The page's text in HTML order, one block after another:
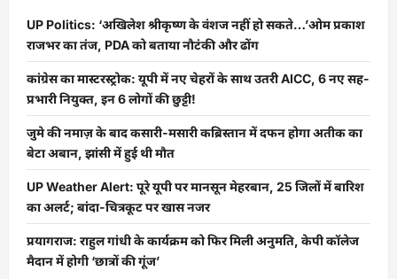
UP Politics: ‘अखिलेश श्रीकृष्ण के वंशज नहीं हो सकते…’ओम प्रकाश
राजभर का तंज, PDA को बताया नौटंकी और ढोंग
कांग्रेस का मास्टरस्ट्रोक: यूपी में नए चेहरों के साथ उतरी AICC, 6 नए सह-
प्रभारी नियुक्त, इन 6 लोगों की छुट्टी!
जुमे की नमाज़ के बाद कसारी-मसारी कब्रिस्तान में दफन होगा अतीक का
बेटा अबान, झांसी में हुई थी मौत
UP Weather Alert: पूरे यूपी पर मानसून मेहरबान, 25 जिलों में बारिश
का अलर्ट; बांदा-चित्रकूट पर खास नजर
प्रयागराज: राहुल गांधी के कार्यक्रम को फिर मिली अनुमति, केपी कॉलेज
मैदान में होगी ‘छात्रों की गूंज’